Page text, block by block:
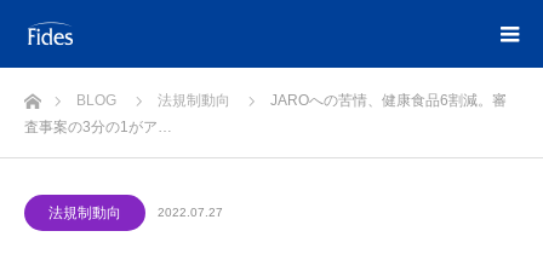
ホームBLOG 法規制動向
JAROへの苦情、健康食品6割減。審
査事案の3分の1がア…
法規制動向 2022.07.27